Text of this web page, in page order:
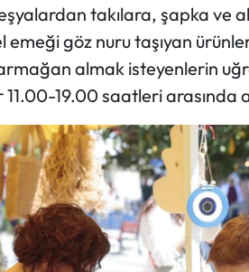
takılara, şapka ve
göz nuru taşıyan
almak isteyenlerin
19.00 saatleri arasında